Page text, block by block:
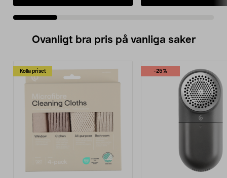
Ovanligt bra pris på vanliga saker
Kolla priset -25%